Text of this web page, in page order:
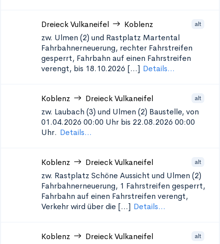
Dreieck Vulkaneifel Koblenz alt
zw. Ulmen (2) und Rastplatz Martental
Fahrbahnerneuerung, rechter Fahrstreifen
gesperrt, Fahrbahn auf einen Fahrstreifen
verengt, bis 18.10.2026 [...] Details...
Koblenz Dreieck Vulkaneifel alt
zw. Laubach (3) und Ulmen (2) Baustelle, von
01.04.2026 00:00 Uhr bis 22.08.2026 00:00
Uhr. Details...
Koblenz Dreieck Vulkaneifel alt
zw. Rastplatz Schöne Aussicht und Ulmen (2)
Fahrbahnerneuerung, 1 Fahrstreifen gesperrt,
Fahrbahn auf einen Fahrstreifen verengt,
Verkehr wird über die [...] Details...
Koblenz Dreieck Vulkaneifel alt